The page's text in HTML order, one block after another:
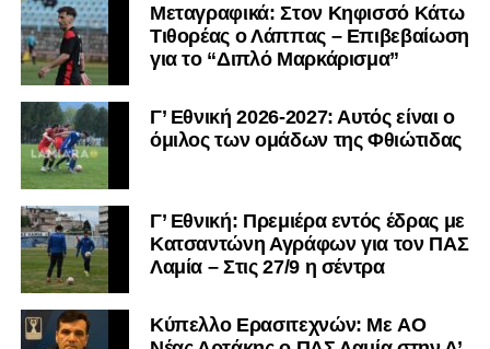
Μεταγραφικά: Στον Κηφισσό Κάτω
Τιθορέας ο Λάππας – Επιβεβαίωση
για το “Διπλό Μαρκάρισμα”
Γ’ Εθνική 2026-2027: Αυτός είναι ο
όμιλος των ομάδων της Φθιώτιδας
Γ’ Εθνική: Πρεμιέρα εντός έδρας με
Κατσαντώνη Αγράφων για τον ΠΑΣ
Λαμία – Στις 27/9 η σέντρα
Kύπελλο Ερασιτεχνών: Με AO